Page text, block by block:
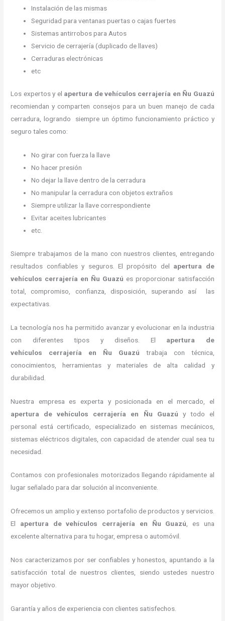
Instalación de las mismas
Seguridad para ventanas puertas o cajas fuertes
Sistemas antirrobos para Autos
Servicio de cerrajería (duplicado de llaves)
Cerraduras electrónicas
etc
Los expertos y el apertura de vehículos cerrajería en Ñu Guazú
recomiendan y comparten consejos para un buen manejo de cada
cerradura, logrando siempre un óptimo funcionamiento práctico y
seguro tales como:
No girar con fuerza la llave
No hacer presión
No dejar la llave dentro de la cerradura
No manipular la cerradura con objetos extraños
Siempre utilizar la llave correspondiente
Evitar aceites lubricantes
etc.
Siempre trabajamos de la mano con nuestros clientes, entregando
resultados confiables y seguros. El propósito del apertura de
vehículos cerrajería en Ñu Guazú es proporcionar satisfacción
total, compromiso, confianza, disposición, superando así las
expectativas.
La tecnología nos ha permitido avanzar y evolucionar en la industria
con diferentes tipos y diseños. El apertura de
vehículos cerrajería en Ñu Guazú trabaja con técnica,
conocimientos, herramientas y materiales de alta calidad y
durabilidad.
Nuestra empresa es experta y posicionada en el mercado, el
apertura de vehículos cerrajería en Ñu Guazú y todo el
personal está certificado, especializado en sistemas mecánicos,
sistemas eléctricos digitales, con capacidad de atender cual sea tu
necesidad.
Contamos con profesionales motorizados llegando rápidamente al
lugar señalado para dar solución al inconveniente.
Ofrecemos un amplio y extenso portafolio de productos y servicios.
El apertura de vehículos cerrajería en Ñu Guazú, es una
excelente alternativa para tu hogar, empresa o automóvil.
Nos caracterizamos por ser confiables y honestos, apuntando a la
satisfacción total de nuestros clientes, siendo ustedes nuestro
mayor objetivo.
Garantía y años de experiencia con clientes satisfechos.